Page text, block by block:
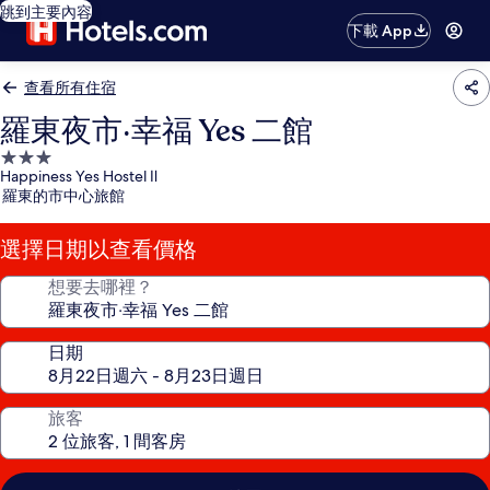
跳到主要內容
下載 App
查看所有住宿
羅東夜市‧幸福 Yes 二館
3.0
星
級
住
宿
Happiness Yes Hostel Ⅱ
羅東的市中心旅館
選擇日期以查看價格
想要去哪裡？
日期
旅客